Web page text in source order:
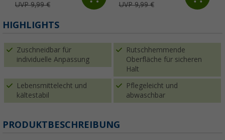
UVP 9,99 € UVP 9,99 €
HIGHLIGHTS
Zuschneidbar für
individuelle Anpassung
Rutschhemmende
Oberfläche für sicheren
Halt
Lebensmittelecht und
kältestabil
Pflegeleicht und
abwaschbar
PRODUKTBESCHREIBUNG